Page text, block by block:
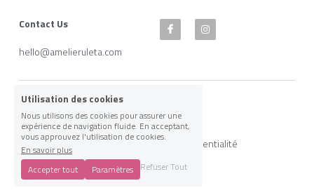
Contact Us
hello@amelieruleta.com
Termes et Conditions Politique de confidentialité
Utilisation des cookies
Nous utilisons des cookies pour assurer une
expérience de navigation fluide. En acceptant,
vous approuvez l'utilisation de cookies.
En savoir plus
Accepter tout
Paramètres Refuser Tout